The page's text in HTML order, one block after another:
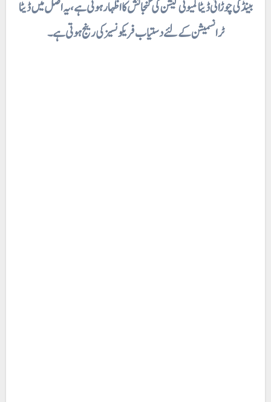
بینڈ کی چوڑائی ڈیٹا کمیونی کیشن کی گنجائش کا اظہار ہوتی ہے، یہ اصل میں ڈیٹا
ٹرانسمیشن کے لئے دستیاب فریکونسیز کی رینج ہوتی ہے۔